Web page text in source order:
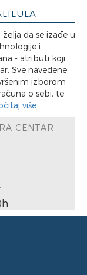
da se izađe u
i
- atributi koji
Sve navedene
izborom
o sebi, te
više
CENTAR